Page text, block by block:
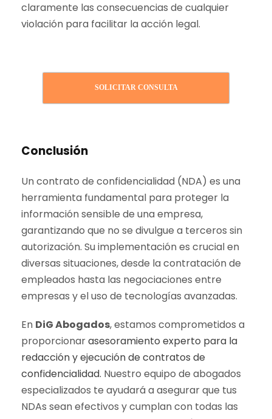
claramente las consecuencias de cualquier
violación para facilitar la acción legal.
SOLICITAR CONSULTA
Conclusión
Un contrato de confidencialidad (NDA) es una
herramienta fundamental para proteger la
información sensible de una empresa,
garantizando que no se divulgue a terceros sin
autorización. Su implementación es crucial en
diversas situaciones, desde la contratación de
empleados hasta las negociaciones entre
empresas y el uso de tecnologías avanzadas.
En DiG Abogados, estamos comprometidos a
proporcionarasesoramiento experto para la
redacción y ejecución de contratos de
confidencialidad. Nuestro equipo de abogados
especializados te ayudará a asegurar que tus
NDAs sean efectivos y cumplan con todas las